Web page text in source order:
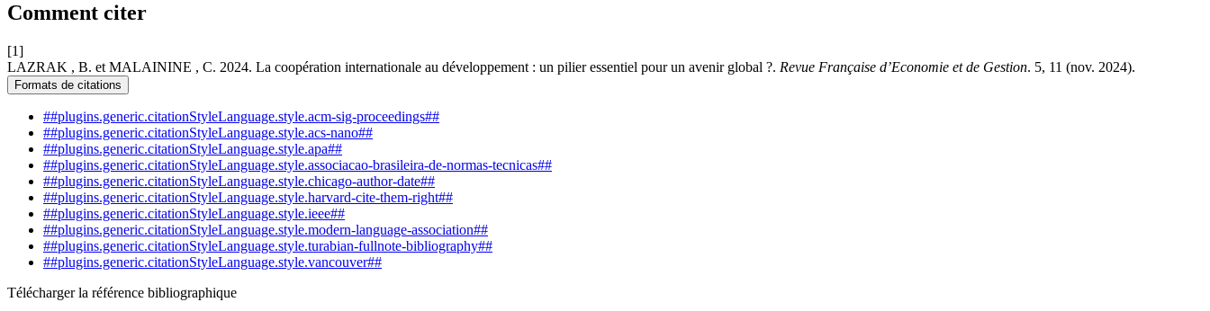
Comment citer
[1]
LAZRAK , B. et MALAININE , C. 2024. La coopération internationale au développement : un pilier essentiel pour un avenir global ?. Revue Française d’Economie et de Gestion. 5, 11 (nov. 2024).
Formats de citations
##plugins.generic.citationStyleLanguage.style.acm-sig-proceedings##
##plugins.generic.citationStyleLanguage.style.acs-nano##
##plugins.generic.citationStyleLanguage.style.apa##
##plugins.generic.citationStyleLanguage.style.associacao-brasileira-de-normas-tecnicas##
##plugins.generic.citationStyleLanguage.style.chicago-author-date##
##plugins.generic.citationStyleLanguage.style.harvard-cite-them-right##
##plugins.generic.citationStyleLanguage.style.ieee##
##plugins.generic.citationStyleLanguage.style.modern-language-association##
##plugins.generic.citationStyleLanguage.style.turabian-fullnote-bibliography##
##plugins.generic.citationStyleLanguage.style.vancouver##
Télécharger la référence bibliographique